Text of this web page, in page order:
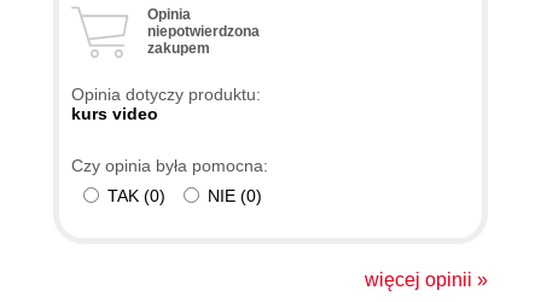
Opinia
niepotwierdzona
zakupem
Opinia dotyczy produktu:
kurs video
Czy opinia była pomocna:
TAK (0) NIE (0)
więcej opinii »